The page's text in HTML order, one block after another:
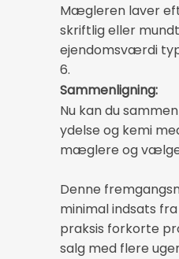
Mægleren laver
skriftlig eller
ejendomsværdi
6.
Sammenligning:
Nu kan du
ydelse og kemi
mæglere og
Denne
minimal indsats
praksis forkorte
salg med flere